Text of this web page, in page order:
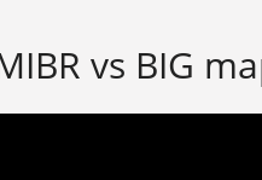
vs BIG